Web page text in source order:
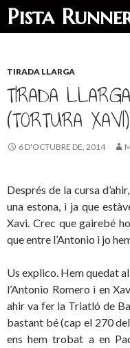
Pista
Search
SKIP
TIRADA LLARGA
TIRADA
(TORTURA XAVI)
6 D'OCTUBRE DE, 2014
Després de la cursa
una estona, i ja que
Xavi. Crec que gairebé
que entre l’Antonio i jo
Us explico. Hem quedat
l’Antonio Romero i en
ahir va fer la Triatló de
bastant bé (cap el 270
ens hem trobat a en